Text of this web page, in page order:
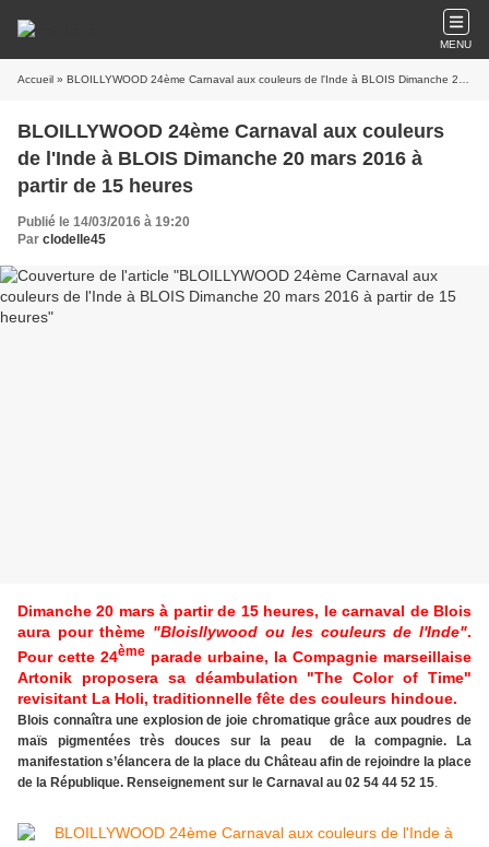
MENU
Accueil » BLOILLYWOOD 24ème Carnaval aux couleurs de l'Inde à BLOIS Dimanche 20 mars 2016 à partir de 15 heures
BLOILLYWOOD 24ème Carnaval aux couleurs
de l'Inde à BLOIS Dimanche 20 mars 2016 à
partir de 15 heures
Publié le 14/03/2016 à 19:20
Par clodelle45
Dimanche 20 mars à partir de 15 heures, le carnaval de Blois
aura pour thème "Bloisllywood ou les couleurs de l'Inde".
Pour cette 24ème parade urbaine, la Compagnie marseillaise
Artonik proposera sa déambulation "The Color of Time"
revisitant La Holi, traditionnelle fête des couleurs hindoue.
Blois connaîtra une explosion de joie chromatique grâce aux poudres de
maïs pigmentées très douces sur la peau de la compagnie. La
manifestation s’élancera de la place du Château afin de rejoindre la place
de la République. Renseignement sur le Carnaval au 02 54 44 52 15.